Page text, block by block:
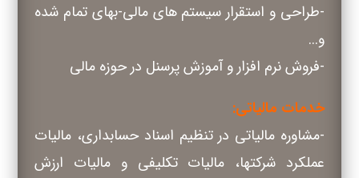
-طراحی و استقرار سیستم های مالی-بهای تمام شده
و...
-فروش نرم افزار و آموزش پرسنل در حوزه مالی
خدمات مالیاتی:
-مشاوره مالیاتی در تنظیم اسناد حسابداری، مالیات
عملکرد شرکتها، مالیات تکلیفی و مالیات ارزش